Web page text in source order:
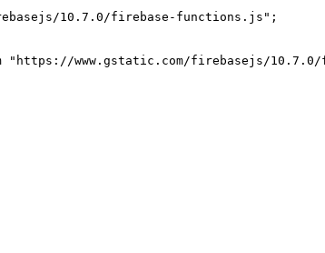
10.7.0/firebase-functions.js";
www.gstatic.com/firebasejs/